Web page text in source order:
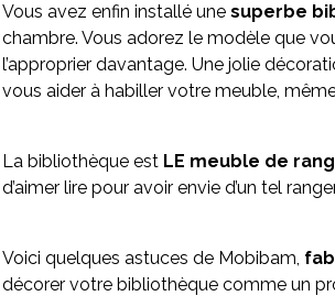
Vous avez enfin installé une superbe
chambre. Vous adorez le modèle que
l’approprier davantage. Une jolie
vous aider à habiller votre meuble,
La bibliothèque est LE meuble de
d’aimer lire pour avoir envie d’un tel
Voici quelques astuces de Mobibam,
décorer votre bibliothèque comme un